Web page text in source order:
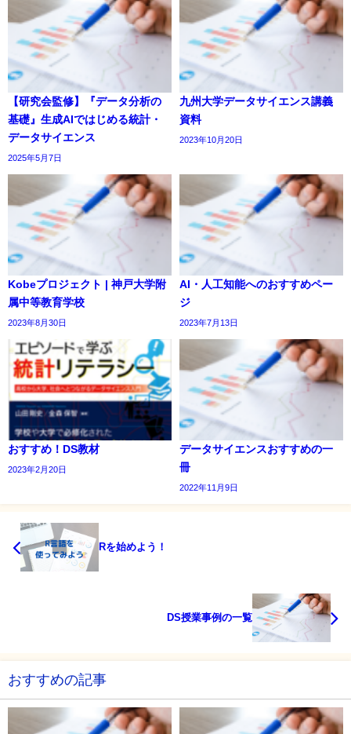
【研究会監修】『データ分析の
基礎』生成AIではじめる統計・
データサイエンス
2025年5月7日
九州大学データサイエンス講義
資料
2023年10月20日
Kobeプロジェクト | 神戸大学附
属中等教育学校
2023年8月30日
AI・人工知能へのおすすめペー
ジ
2023年7月13日
おすすめ！DS教材
2023年2月20日
データサイエンスおすすめの一
冊
2022年11月9日
Rを始めよう！
DS授業事例の一覧
おすすめの記事